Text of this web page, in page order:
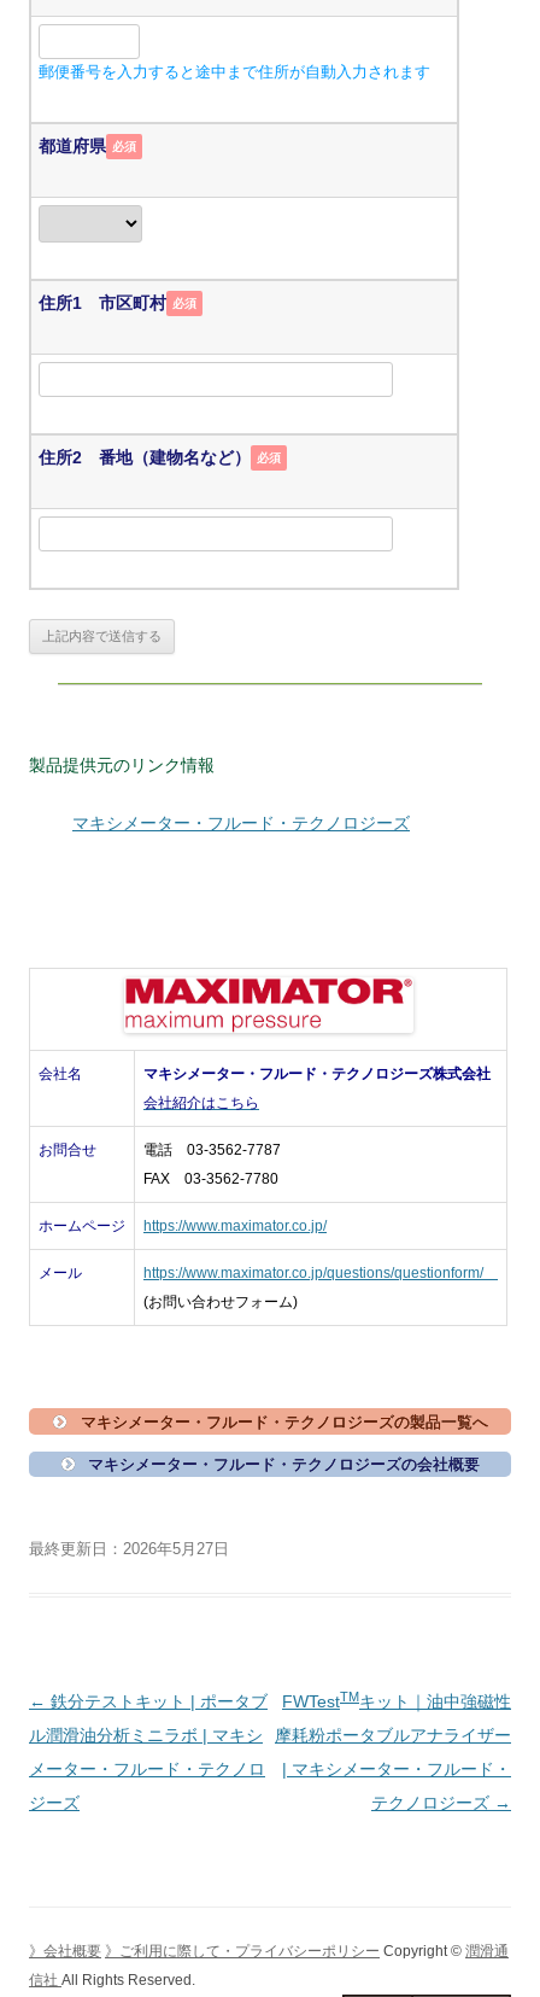
郵便番号を入力すると途中まで住所が自動入力されます
都道府県 必須
住所1 市区町村 必須
住所2 番地（建物名など） 必須
製品提供元のリンク情報
マキシメーター・フルード・テクノロジーズ
会社名
マキシメーター・フルード・テクノロジーズ株式会社
会社紹介はこちら
お問合せ
電話 03-3562-7787
FAX 03-3562-7780
ホームページ https://www.maximator.co.jp/
メール
https://www.maximator.co.jp/questions/questionform/
(お問い合わせフォーム)
マキシメーター・フルード・テクノロジーズの製品一覧へ
マキシメーター・フルード・テクノロジーズの会社概要
最終更新日：2026年5月27日
投
稿
ナ
ビ
ン
← 鉄分テストキット | ポータブ
ル潤滑油分析ミニラボ | マキシ
メーター・フルード・テクノロ
ジーズ
FWTestTMキット｜油中強磁性
摩耗粉ポータブルアナライザー
| マキシメーター・フルード・
テクノロジーズ →
》会社概要 》ご利用に際して・プライバシーポリシー Copyright © 潤滑通
信社 All Rights Reserved.